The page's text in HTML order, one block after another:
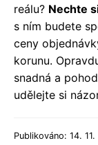
reálu? Nechte
s ním budete
ceny
korunu.
snadná a
udělejte si
Publikováno: 14. 11.